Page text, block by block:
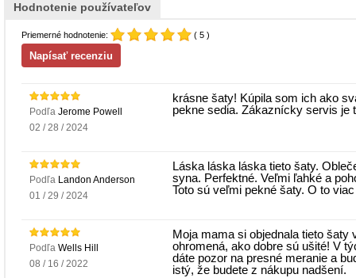
Hodnotenie používateľov
Priemerné hodnotenie: ( 5 )
Podľa Jerome Powell
02 / 28 / 2024
krásne šaty! Kúpila som ich ako
pekne sedia. Zákaznícky servis je
Podľa Landon Anderson
01 / 29 / 2024
Láska láska láska tieto šaty.
syna. Perfektné. Veľmi ľahké a
Toto sú veľmi pekné šaty. O to
Podľa Wells Hill
08 / 16 / 2022
Moja mama si objednala tieto šaty
ohromená, ako dobre sú ušité! V
dáte pozor na presné meranie a
istý, že budete z nákupu nadšení.